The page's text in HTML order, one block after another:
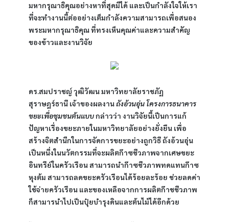
มหากรุณาธิคุณอย่างหาที่สุดมิได้ และเป็นกำลังใจให้เรา
ที่จะทำงานนี้ต่ออย่างเต็มกำลังความสามารถเพื่อสนอง
พระมหากรุณาธิคุณ ที่ทรงเห็นคุณค่าและความสำคัญ
ของข้าวและงานวิจัย
ดร.สมปราชญ์ วุฒิวัฒน มหาวิทยาลัยราชภัฏ
สุราษฎร์ธานี เจ้าของผลงาน ถังอ้วนอุ่น โครงการธนาคาร
ขยะเพื่อชุมชนต้นแบบ กล่าวว่า งานวิจัยนี้เป็นการแก้
ปัญหาเรื่องขยะภายในมหาวิทยาลัยอย่างยั่งยืน เพื่อ
สร้างจิตสำนึกในการจัดการขยะอย่างถูกวิธี ถังอ้วนอุ่น
เป็นหนึ่งในนวัตกรรมที่จะผลิตก๊าซชีวภาพจากเศษขยะ
อินทรีย์ในครัวเรือน สามารถนำก๊าซชีวภาพทดแทนก๊าซ
หุงต้ม สามารถลดขยะครัวเรือนได้ร้อยละร้อย ช่วยลดค่า
ใช้จ่ายครัวเรือน และของเหลือจากการผลิตก๊าชชีวภาพ
ก็สามารนำไปเป็นปุ๋ยบำรุงดินและต้นไม้ได้อีกด้วย